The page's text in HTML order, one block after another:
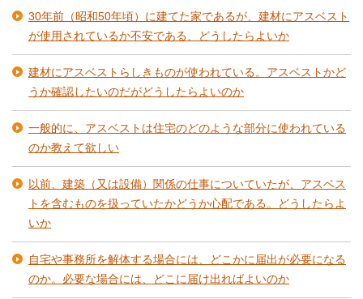
30年前（昭和50年頃）に建てた家であるが、建材にアスベスト
が使用されているか不安である、どうしたらよいか
建材にアスベストらしきものが使われている。アスベストかど
うか確認したいのだがどうしたらよいのか
一般的に、アスベストは住宅のどのような部分に使われている
のか教えて欲しい
以前、建築（又は設備）関係の仕事についていたが、アスベス
トを含むものを扱っていたかどうか心配である。どうしたらよ
いか
自宅や事務所を解体する場合には、どこかに届出が必要になる
のか。必要な場合には、どこに届け出ればよいのか